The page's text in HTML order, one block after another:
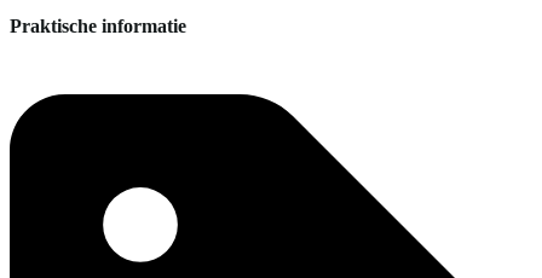
Praktische informatie